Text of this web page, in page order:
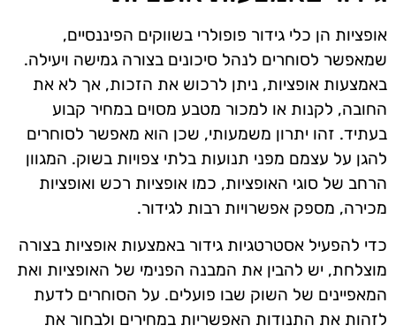
אופציות הן כלי גידור פופולרי בשווקים הפיננסיים,
שמאפשר לסוחרים לנהל סיכונים בצורה גמישה ויעילה.
באמצעות אופציות, ניתן לרכוש את הזכות, אך לא את
החובה, לקנות או למכור מטבע מסוים במחיר קבוע
בעתיד. זהו יתרון משמעותי, שכן הוא מאפשר לסוחרים
להגן על עצמם מפני תנועות בלתי צפויות בשוק. המגוון
הרחב של סוגי האופציות, כמו אופציות רכש ואופציות
מכירה, מספק אפשרויות רבות לגידור.
כדי להפעיל אסטרטגיות גידור באמצעות אופציות בצורה
מוצלחת, יש להבין את המבנה הפנימי של האופציות ואת
המאפיינים של השוק שבו פועלים. על הסוחרים לדעת
לזהות את התנודות האפשריות במחירים ולבחור את